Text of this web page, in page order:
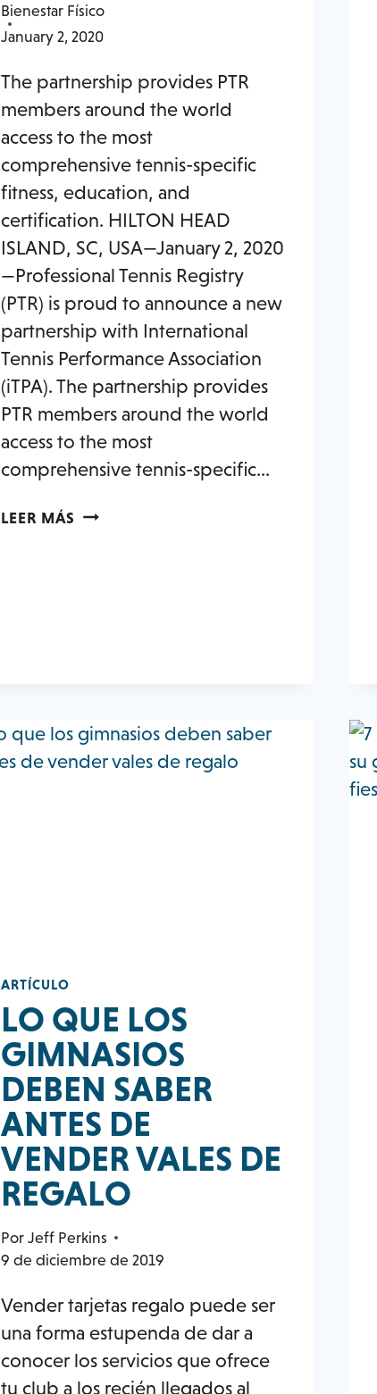
Bienestar Físico
January 2, 2020
The partnership provides PTR
members around the world
access to the most
comprehensive tennis-specific
fitness, education, and
certification. HILTON HEAD
ISLAND, SC, USA—January 2, 2020
—Professional Tennis Registry
(PTR) is proud to announce a new
partnership with International
Tennis Performance Association
(iTPA). The partnership provides
PTR members around the world
access to the most
comprehensive tennis-specific…
LEER MÁS PTR
ARTÍCULO
LO QUE LOS
GIMNASIOS
DEBEN SABER
ANTES DE
VENDER VALES DE
REGALO
Por Jeff Perkins
9 de diciembre de 2019
Vender tarjetas regalo puede ser
una forma estupenda de dar a
conocer los servicios que ofrece
tu club a los recién llegados al